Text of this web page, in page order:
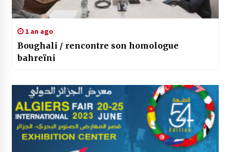
1 an ago
Boughali / rencontre son homologue
bahreïni